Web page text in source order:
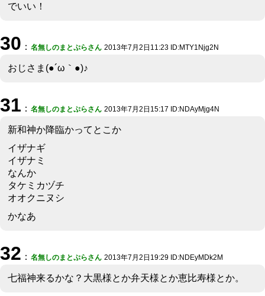
でいい！
30 ： 名無しのまとぷらさん 2013年7月2日11:23 ID:MTY1Njg2N
おじさま(●´ω｀●)♪
31 ： 名無しのまとぷらさん 2013年7月2日15:17 ID:NDAyMjg4N
新和神か降臨かってとこか
イザナギ
イザナミ
なんか
タケミカヅチ
オオクニヌシ
かなあ
32 ： 名無しのまとぷらさん 2013年7月2日19:29 ID:NDEyMDk2M
七福神来るかな？大黒様とか弁天様とか恵比寿様とか。